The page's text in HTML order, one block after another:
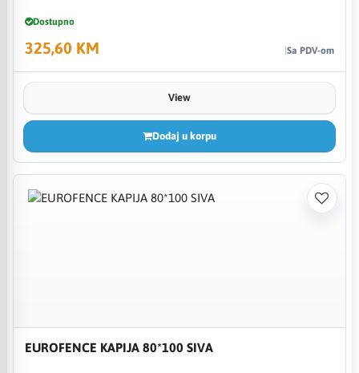
Dostupno
325,60 KM Sa PDV-om
View
Dodaj u korpu
EUROFENCE KAPIJA 80*100 SIVA